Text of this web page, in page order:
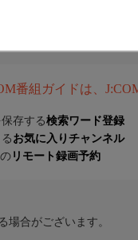
番組ガイドは、
存する検索ワード登録
お気に入りチャンネル
リモート録画予約
場合がございます。